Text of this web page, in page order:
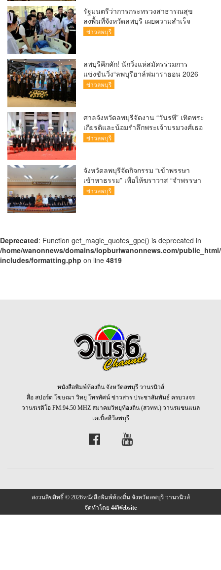
รัฐมนตรีว่าการกระทรวงสาธารณสุข
ลงพื้นที่จังหวัดลพบุรี เผยความสำเร็จ
รพ.มะเร็งลพบุรี นำเทคโนโลยีขั้นสูงมา
เดินได้ถึง ร้อยละ 85 มุ่งเป้าพัฒนาเป็น
จังหวัดสุขภาพคุณภาพควบคู่กับการส่ง
เสริมเศรษฐกิจสมุนไพรชุมชน
ข่าวลพบุรี
ลพบุรีคึกคัก! นักวิ่งแห่สมัครร่วมการ
แข่งขันวิ่ง“ลพบุรีฮาล์ฟมาราธอน 2026
(Lopburi Half Marathon 2026) เพื่อ
ข่าวลพบุรี
ศาลจังหวัดลพบุรีจัดงาน “วันรพี” เทิดพระ
เกียรติและน้อมรำลึกพระเจ้าบรมวงศ์เธอ
พระองค์รพีพัฒนศักดิ์ กรมหลวงราชบุรี
ข่าวลพบุรี
จังหวัดลพบุรีจัดกิจกรรม “เข้าพรรษา
เข้าหาธรรม” เพื่อให้ฆราวาส “จำพรรษา
ทางใจ
ข่าวลพบุรี
Deprecated: Function get_magic_quotes_gpc() is deprecated in
/home/wanonnews/domains/lopburiwanonnews.com/
includes/formatting.php on line 4819
หนังสือพิมพ์ท้องถิ่น จังหวัดลพบุรี วานรนิวส์
สื่อ สปอร์ต โฆษณา วิทยุ โทรทัศน์ ข่าวสาร ประชาสัมพันธ์ ครบวงจร
วานรเรดิโอ FM.94.50 MHZ สมาคมวิทยุท้องถิ่น (สวทท.) วานรแชนแนล
เคเบิ้ลทีวีลพบุรี
สงวนลิขสิทธิ์ © 2026หนังสือพิมพ์ท้องถิ่น จังหวัดลพบุรี วานรนิวส์
จัดทำโดย 44Website